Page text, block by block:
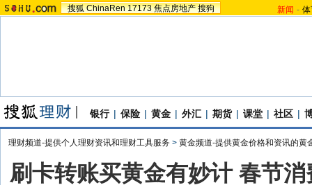
搜狐 ChinaRen 17173 焦点房地产 搜狗 新闻 -
银行 | 保险 | 黄金 | 外汇 | 期货 | 课堂 | 社区 |
理财频道-提供个人理财资讯和理财工具服务 > 黄金频道-提供黄金价格和资讯的黄
刷卡转账买黄金有妙计 春节